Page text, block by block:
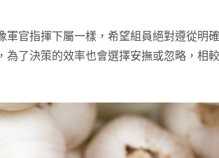
軍官指揮下屬一樣，希望組員絕對遵從明
為了決策的效率也會選擇安撫或忽略，相